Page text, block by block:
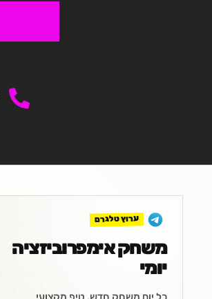
ערוץ טלגרם
משחק אימפרוביזציה
יומי